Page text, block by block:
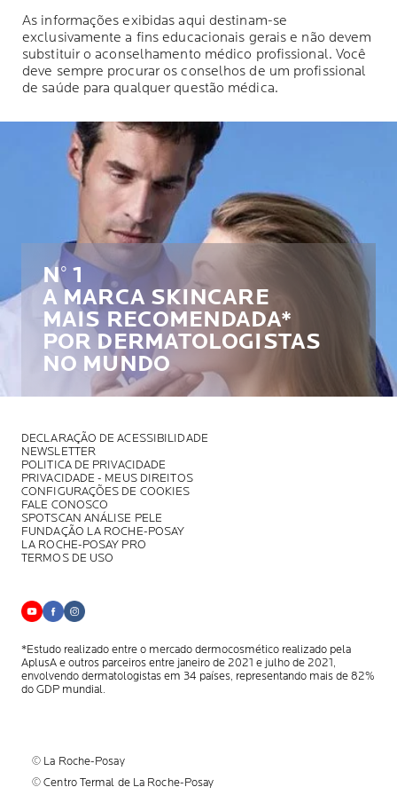
do tempo.
tratamentos contra o câncer.
As informações exibidas aqui destinam-se
exclusivamente a fins educacionais gerais e não devem
substituir o aconselhamento médico profissional. Você
deve sempre procurar os conselhos de um profissional
de saúde para qualquer questão médica.
N° 1
A MARCA SKINCARE
MAIS RECOMENDADA*
POR DERMATOLOGISTAS
NO MUNDO
DECLARAÇÃO DE ACESSIBILIDADE
NEWSLETTER
POLITICA DE PRIVACIDADE
PRIVACIDADE - MEUS DIREITOS
CONFIGURAÇÕES DE COOKIES
FALE CONOSCO
SPOTSCAN ANÁLISE PELE
FUNDAÇÃO LA ROCHE-POSAY
LA ROCHE-POSAY PRO
TERMOS DE USO
*Estudo realizado entre o mercado dermocosmético realizado pela
AplusAe outros parceiros entre janeiro de 2021 e julho de 2021,
envolvendodermatologistas em 34 países, representando mais de 82%
do GDP mundial.
© La Roche-Posay
© Centro Termal de La Roche-Posay